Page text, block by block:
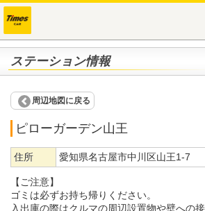
ステーション情報
周辺地図に戻る
ピローガーデン山王
住所 愛知県名古屋市中川区山王1-7
【ご注意】
ゴミは必ずお持ち帰りください。
入出庫の際はクルマの周辺設置物や壁への